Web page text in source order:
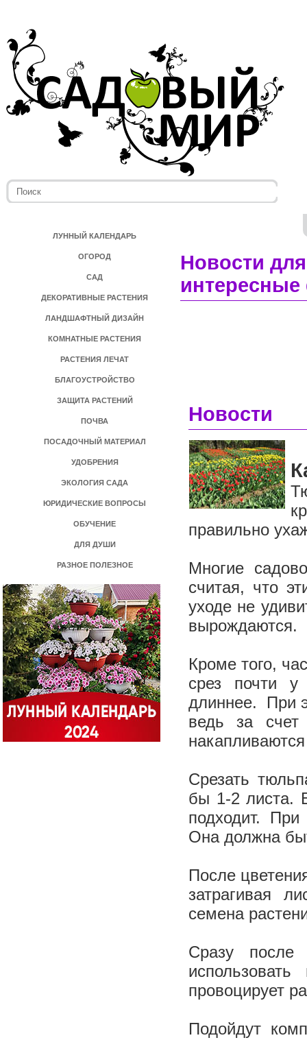
ЛУННЫЙ КАЛЕНДАРЬ
ОГОРОД
САД
ДЕКОРАТИВНЫЕ РАСТЕНИЯ
ЛАНДШАФТНЫЙ ДИЗАЙН
КОМНАТНЫЕ РАСТЕНИЯ
РАСТЕНИЯ ЛЕЧАТ
БЛАГОУСТРОЙСТВО
ЗАЩИТА РАСТЕНИЙ
ПОЧВА
ПОСАДОЧНЫЙ МАТЕРИАЛ
УДОБРЕНИЯ
ЭКОЛОГИЯ САДА
ЮРИДИЧЕСКИЕ ВОПРОСЫ
ОБУЧЕНИЕ
ДЛЯ ДУШИ
РАЗНОЕ ПОЛЕЗНОЕ
Новости
Новости
правильно
Многие
считая, что
уходе не
вырождаются.
Кроме того,
срез почти
длиннее. При
ведь за
Срезать
бы 1-2 листа.
подходит.
Она должна
После
затрагивая
семена
Сразу после
провоцирует
Подойдут